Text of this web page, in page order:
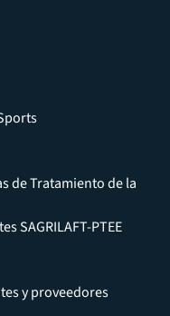
de Tratamiento de la
SAGRILAFT-PTEE
y proveedores